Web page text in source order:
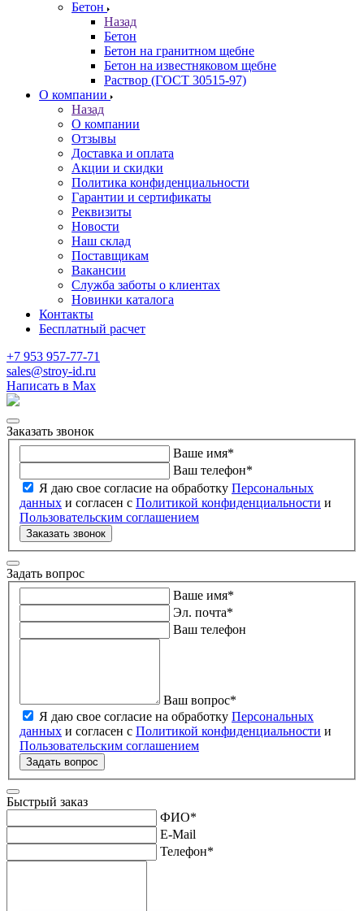
Бетон
Назад
Бетон
Бетон на гранитном щебне
Бетон на известняковом щебне
Раствор (ГОСТ 30515-97)
О компании
Назад
О компании
Отзывы
Доставка и оплата
Акции и скидки
Политика конфиденциальности
Гарантии и сертификаты
Реквизиты
Новости
Наш склад
Поставщикам
Вакансии
Служба заботы о клиентах
Новинки каталога
Контакты
Бесплатный расчет
+7 953 957-77-71
sales@stroy-id.ru
Написать в Max
Заказать звонок
Ваше имя*
Ваш телефон*
Я даю свое согласие на обработку Персональных
данных и согласен с Политикой конфиденциальности и
Пользовательским соглашением
Заказать звонок
Задать вопрос
Ваше имя*
Эл. почта*
Ваш телефон
Ваш вопрос*
Я даю свое согласие на обработку Персональных
данных и согласен с Политикой конфиденциальности и
Пользовательским соглашением
Задать вопрос
Быстрый заказ
ФИО*
E-Mail
Телефон*